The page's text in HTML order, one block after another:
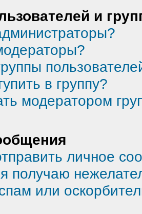
и
в группу?
модератором
личное
получаю
или